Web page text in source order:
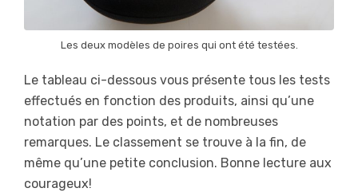
Les deux modèles de poires qui ont été testées.
Le tableau ci-dessous vous présente tous les tests
effectués en fonction des produits, ainsi qu’une
notation par des points, et de nombreuses
remarques. Le classement se trouve à la fin, de
même qu’une petite conclusion. Bonne lecture aux
courageux!